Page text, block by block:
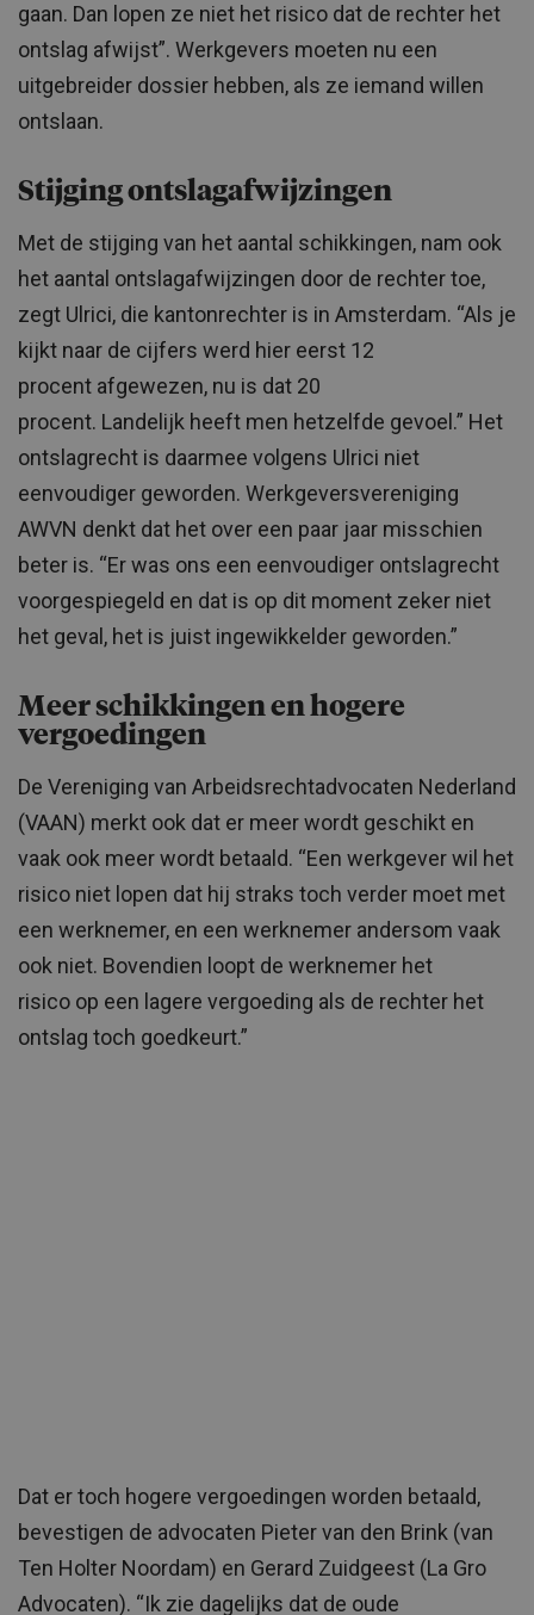
gaan. Dan lopen ze niet het risico dat de rechter het
ontslag afwijst”. Werkgevers moeten nu een
uitgebreider dossier hebben, als ze iemand willen
ontslaan.
Stijging ontslagafwijzingen
Met de stijging van het aantal schikkingen, nam ook
het aantal ontslagafwijzingen door de rechter toe,
zegt Ulrici, die kantonrechter is in Amsterdam. “Als je
kijkt naar de cijfers werd hier eerst 12
procent afgewezen, nu is dat 20
procent. Landelijk heeft men hetzelfde gevoel.” Het
ontslagrecht is daarmee volgens Ulrici niet
eenvoudiger geworden. Werkgeversvereniging
AWVN denkt dat het over een paar jaar misschien
beter is. “Er was ons een eenvoudiger ontslagrecht
voorgespiegeld en dat is op dit moment zeker niet
het geval, het is juist ingewikkelder geworden.”
Meer schikkingen en hogere
vergoedingen
De Vereniging van Arbeidsrechtadvocaten Nederland
(VAAN) merkt ook dat er meer wordt geschikt en
vaak ook meer wordt betaald. “Een werkgever wil het
risico niet lopen dat hij straks toch verder moet met
een werknemer, en een werknemer andersom vaak
ook niet. Bovendien loopt de werknemer het
risico op een lagere vergoeding als de rechter het
ontslag toch goedkeurt.”
Dat er toch hogere vergoedingen worden betaald,
bevestigen de advocaten Pieter van den Brink (van
Ten Holter Noordam) en Gerard Zuidgeest (La Gro
Advocaten). “Ik zie dagelijks dat de oude